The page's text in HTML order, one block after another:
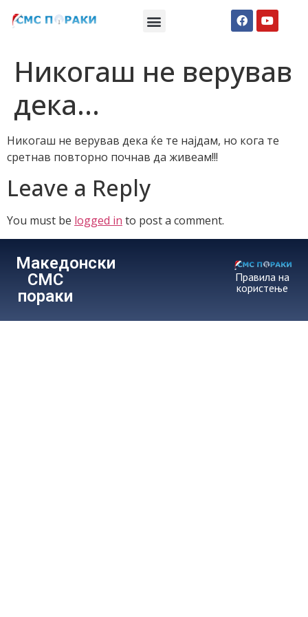
Никогаш не верував
дека…
Никогаш не верував дека ќе те најдам, но кога те
сретнав повторно почнав да живеам!!!
Leave a Reply
You must be logged in to post a comment.
Македонски
СМС
пораки
Правила на
користење